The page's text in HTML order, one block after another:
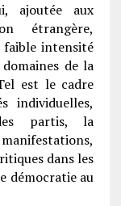
ajoutée aux
étrangère,
intensité
de la
est le cadre
individuelles,
partis, la
dans les
démocratie au